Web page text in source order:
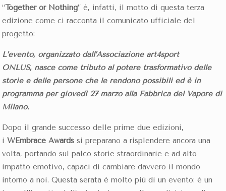
“Together or Nothing” è, infatti, il motto di questa terza
edizione come ci racconta il comunicato ufficiale del
progetto:
L’evento, organizzato dall’Associazione art4sport
ONLUS, nasce come tributo al potere trasformativo delle
storie e delle persone che le rendono possibili ed è in
programma per giovedì 27 marzo alla Fabbrica del Vapore di
Milano.
Dopo il grande successo delle prime due edizioni,
iWEmbrace Awards si preparano a risplendere ancora una
volta, portando sul palco storie straordinarie e ad alto
impatto emotivo, capaci di cambiare davvero il mondo
intorno a noi. Questa serata è molto più di un evento: è un